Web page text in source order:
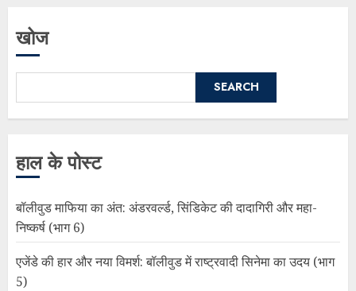
खोज
SEARCH
हाल के पोस्ट
बॉलीवुड माफिया का अंत: अंडरवर्ल्ड, सिंडिकेट की दादागिरी और महा-
निष्कर्ष (भाग 6)
एजेंडे की हार और नया विमर्श: बॉलीवुड में राष्ट्रवादी सिनेमा का उदय (भाग
5)